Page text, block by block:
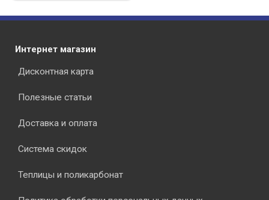
Интернет магазин
Дисконтная карта
Полезные статьи
Доставка и оплата
Система скидок
Теплицы и поликарбонат